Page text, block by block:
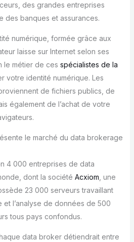
des grandes entreprises
des banques et assurances.
numérique, formée grâce aux
laisse sur Internet selon ses
le métier de ces spécialistes de la
votre identité numérique. Les
de fichiers publics, de
également de l’achat de votre
le marché du data brokerage
4 000 entreprises de data
dont la société Acxiom , une
23 000 serveurs travaillant
et l’analyse de données de 500
tous pays confondus.
data broker détiendrait entre